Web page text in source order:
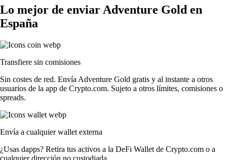
Lo mejor de enviar Adventure Gold en
España
Transfiere sin comisiones
Sin costes de red. Envía Adventure Gold gratis y al instante a otros
usuarios de la app de Crypto.com. Sujeto a otros límites, comisiones o
spreads.
Envía a cualquier wallet externa
¿Usas dapps? Retira tus activos a la DeFi Wallet de Crypto.com o a
cualquier dirección no custodiada.